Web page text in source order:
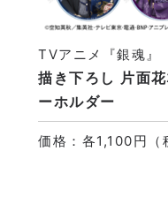
描き下ろし 片面
ーホルダー
TVアニメ『銀魂』
価格：各1,100円（